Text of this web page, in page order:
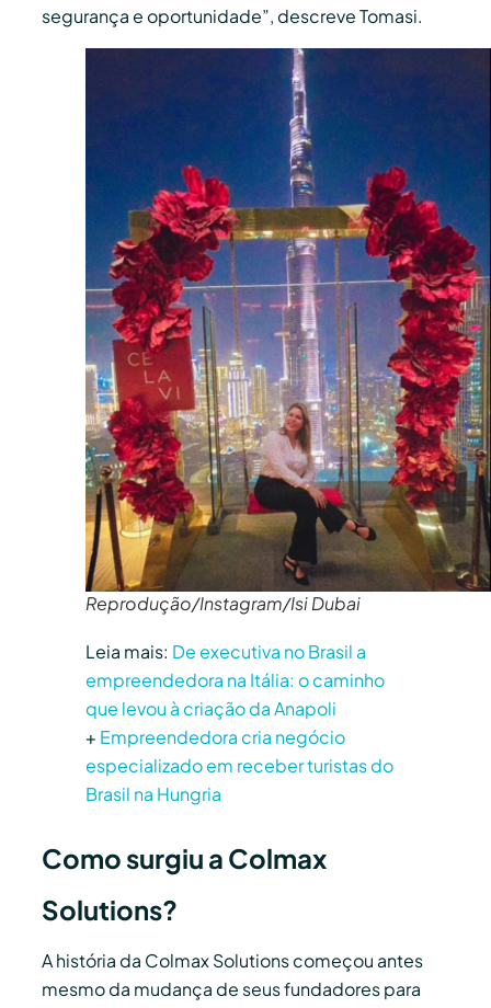
segurança e oportunidade”, descreve Tomasi.
Reprodução/Instagram/Isi Dubai
Leia mais: De executiva no Brasil a
empreendedora na Itália: o caminho
que levou à criação da Anapoli
+ Empreendedora cria negócio
especializado em receber turistas do
Brasil na Hungria
Como surgiu a Colmax
Solutions?
A história da Colmax Solutions começou antes
mesmo da mudança de seus fundadores para